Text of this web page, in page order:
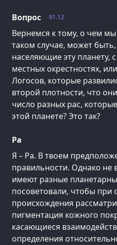
91.12
Вопрос
Вернемся к тому, о чем мы
таком случае, может
населяющие эту планету,
местных окрестностях,
Логосов, которые
второй плотности, что
число разных рас,
этой планете? Это так?
Ра
Я – Ра. В твоем
правильности. Однако не
имеют разные
посоветовали, чтобы при
происхождения
пигментация кожного
касающиеся
определения